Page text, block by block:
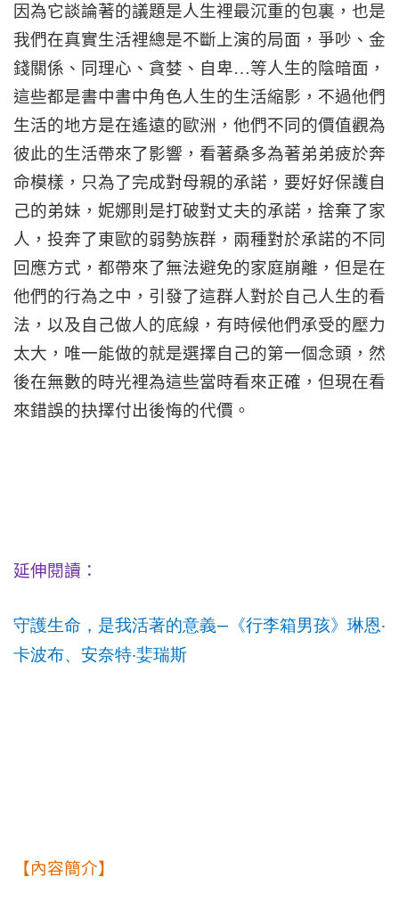
因為它談論著的議題是人生裡最沉重的包裏，也是
我們在真實生活裡總是不斷上演的局面，爭吵、金
錢關係、同理心、貪婪、自卑…等人生的陰暗面，
這些都是書中書中角色人生的生活縮影，不過他們
生活的地方是在遙遠的歐洲，他們不同的價值觀為
彼此的生活帶來了影響，看著桑多為著弟弟疲於奔
命模樣，只為了完成對母親的承諾，要好好保護自
己的弟妹，妮娜則是打破對丈夫的承諾，捨棄了家
人，投奔了東歐的弱勢族群，兩種對於承諾的不同
回應方式，都帶來了無法避免的家庭崩離，但是在
他們的行為之中，引發了這群人對於自己人生的看
法，以及自己做人的底線，有時候他們承受的壓力
太大，唯一能做的就是選擇自己的第一個念頭，然
後在無數的時光裡為這些當時看來正確，但現在看
來錯誤的抉擇付出後悔的代價。
延伸閱讀：
守護生命，是我活著的意義— 《行李箱男孩》琳恩‧
卡波布、安奈特‧婓瑞斯
【內容簡介】